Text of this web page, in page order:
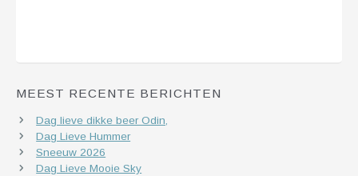
MEEST RECENTE BERICHTEN
Dag lieve dikke beer Odin,
Dag Lieve Hummer
Sneeuw 2026
Dag Lieve Mooie Sky